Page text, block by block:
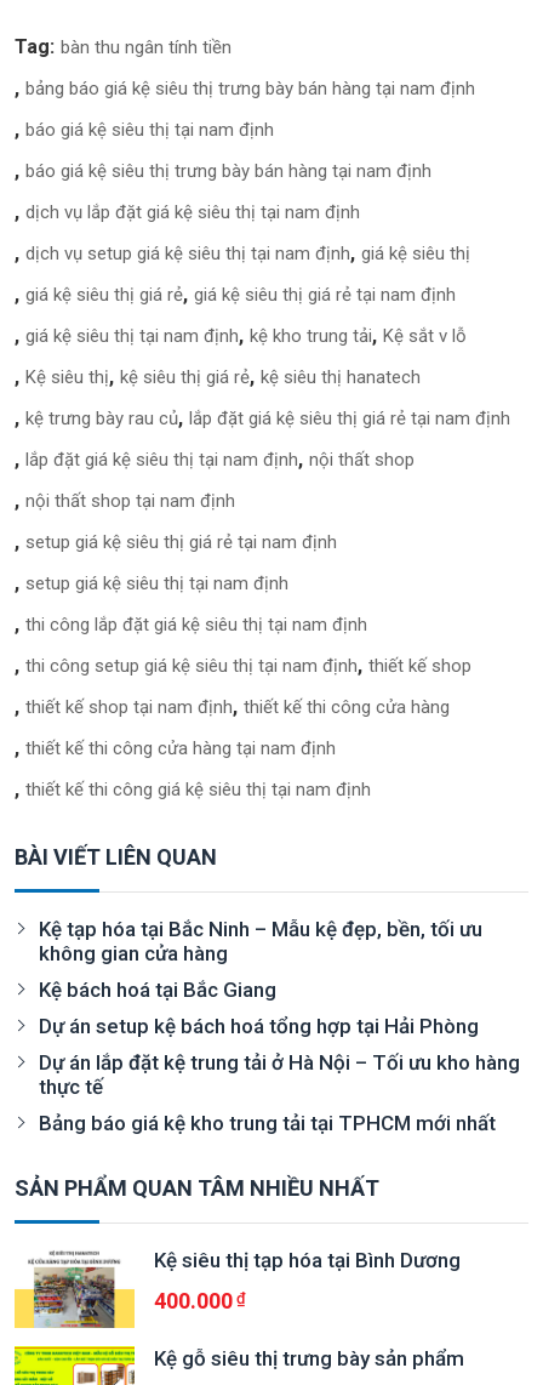
Tag: bàn thu ngân tính tiền
bảng báo giá kệ siêu thị trưng bày bán hàng tại nam định
báo giá kệ siêu thị tại nam định
báo giá kệ siêu thị trưng bày bán hàng tại nam định
dịch vụ lắp đặt giá kệ siêu thị tại nam định
dịch vụ setup giá kệ siêu thị tại nam định giá kệ siêu thị
giá kệ siêu thị giá rẻ giá kệ siêu thị giá rẻ tại nam định
giá kệ siêu thị tại nam định kệ kho trung tải Kệ sắt v lỗ
Kệ siêu thị kệ siêu thị giá rẻ kệ siêu thị hanatech
kệ trưng bày rau củ lắp đặt giá kệ siêu thị giá rẻ tại nam định
lắp đặt giá kệ siêu thị tại nam định nội thất shop
nội thất shop tại nam định
setup giá kệ siêu thị giá rẻ tại nam định
setup giá kệ siêu thị tại nam định
thi công lắp đặt giá kệ siêu thị tại nam định
thi công setup giá kệ siêu thị tại nam định thiết kế shop
thiết kế shop tại nam định thiết kế thi công cửa hàng
thiết kế thi công cửa hàng tại nam định
thiết kế thi công giá kệ siêu thị tại nam định
BÀI VIẾT LIÊN QUAN
Kệ tạp hóa tại Bắc Ninh – Mẫu kệ đẹp, bền, tối ưu
không gian cửa hàng
Kệ bách hoá tại Bắc Giang
Dự án setup kệ bách hoá tổng hợp tại Hải Phòng
Dự án lắp đặt kệ trung tải ở Hà Nội – Tối ưu kho hàng
thực tế
Bảng báo giá kệ kho trung tải tại TPHCM mới nhất
SẢN PHẨM QUAN TÂM NHIỀU NHẤT
Kệ siêu thị tạp hóa tại Bình Dương
400.000
Kệ gỗ siêu thị trưng bày sản phẩm